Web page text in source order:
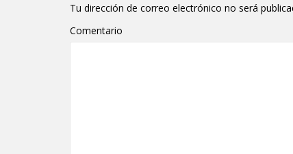
Tu dirección de correo electrónico no será
Comentario